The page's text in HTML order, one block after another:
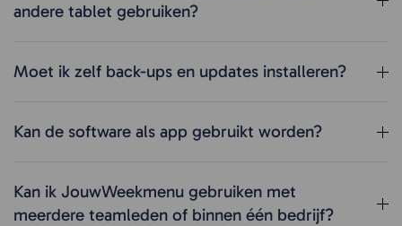
andere tablet gebruiken?
Moet ik zelf back-ups en updates installeren?
Kan de software als app gebruikt worden?
Kan ik JouwWeekmenu gebruiken met
meerdere teamleden of binnen één bedrijf?